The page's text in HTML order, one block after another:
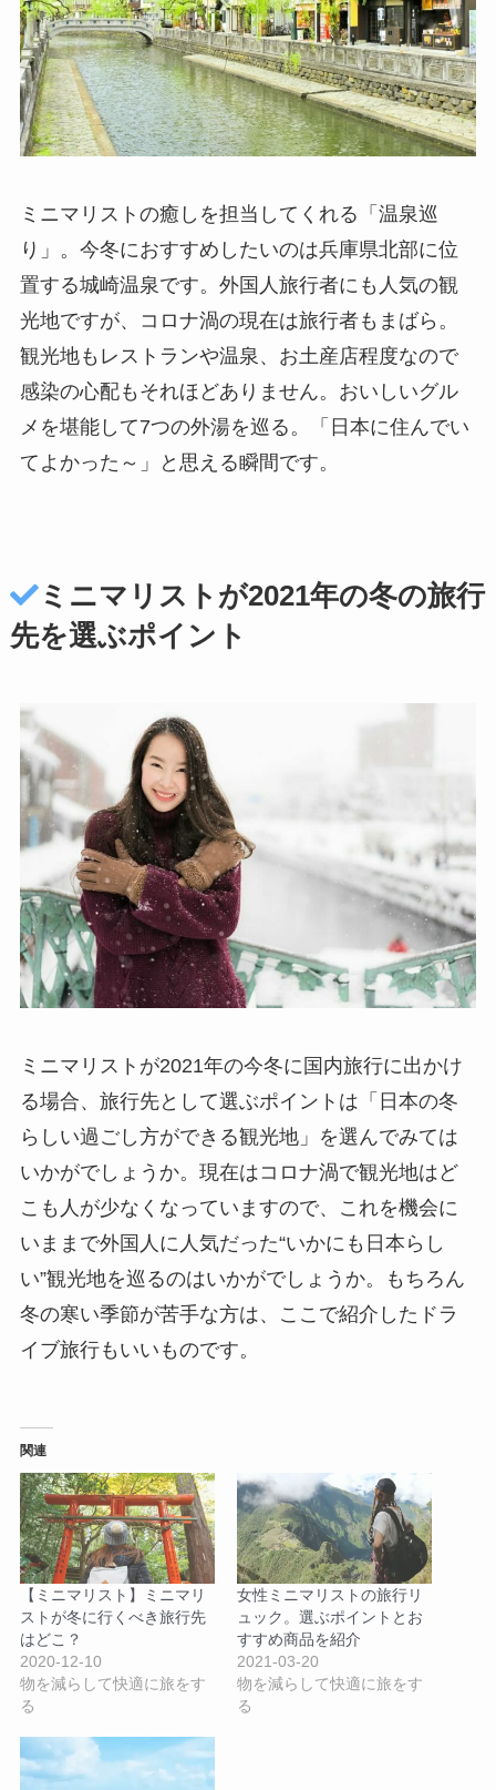
ミニマリストの癒しを担当してくれる「温泉巡
り」。今冬におすすめしたいのは兵庫県北部に位
置する城崎温泉です。外国人旅行者にも人気の観
光地ですが、コロナ渦の現在は旅行者もまばら。
観光地もレストランや温泉、お土産店程度なので
感染の心配もそれほどありません。おいしいグル
メを堪能して7つの外湯を巡る。「日本に住んでい
てよかった～」と思える瞬間です。
ミニマリストが2021年の冬の旅行
先を選ぶポイント
ミニマリストが2021年の今冬に国内旅行に出かけ
る場合、旅行先として選ぶポイントは「日本の冬
らしい過ごし方ができる観光地」を選んでみては
いかがでしょうか。現在はコロナ渦で観光地はど
こも人が少なくなっていますので、これを機会に
いままで外国人に人気だった“いかにも日本らし
い”観光地を巡るのはいかがでしょうか。もちろん
冬の寒い季節が苦手な方は、ここで紹介したドラ
イブ旅行もいいものです。
関連
【ミニマリスト】ミニマリ
ストが冬に行くべき旅行先
はどこ？
2020-12-10
物を減らして快適に旅をす
る
女性ミニマリストの旅行リ
ュック。選ぶポイントとお
すすめ商品を紹介
2021-03-20
物を減らして快適に旅をす
る